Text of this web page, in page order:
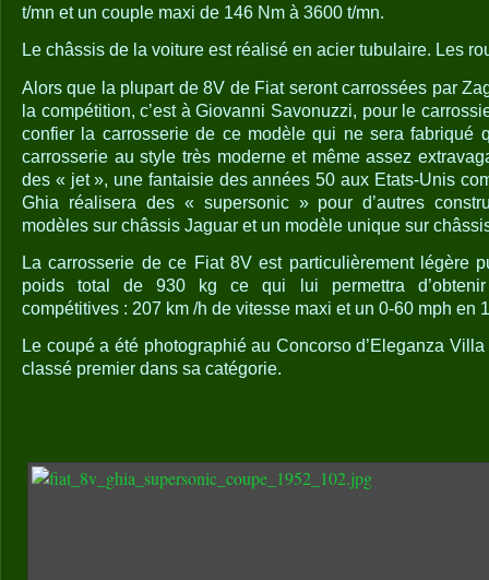
t/mn et un couple maxi de 146 Nm à 3600 t/mn.
Le châssis de la voiture est réalisé en acier tubulaire. Les
Alors que la plupart de 8V de Fiat seront carrossées par
la compétition, c’est à Giovanni Savonuzzi, pour le
confier la carrosserie de ce modèle qui ne sera fabriqué
carrosserie au style très moderne et même assez
des « jet », une fantaisie des années 50 aux Etats-Unis
Ghia réalisera des « supersonic » pour d’autres
modèles sur châssis Jaguar et un modèle unique sur
La carrosserie de ce Fiat 8V est particulièrement légère
poids total de 930 kg ce qui lui permettra d’obtenir
compétitives : 207 km /h de vitesse maxi et un 0-60 mph en
Le coupé a été photographié au Concorso d’Eleganza Villa
classé premier dans sa catégorie.